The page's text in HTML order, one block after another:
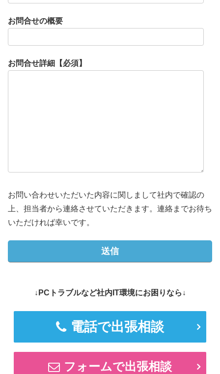
お問合せの概要
お問合せ詳細【必須】
お問い合わせいただいた内容に関しまして社内で確認の
上、担当者から連絡させていただきます。連絡までお待ち
いただければ幸いです。
↓PCトラブルなど社内IT環境にお困りなら↓
電話で出張相談
フォームで出張相談